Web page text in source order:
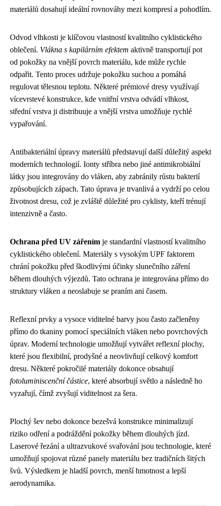
materiálů dosahují ideální rovnováhy mezi kompresí a pohodlím.
Odvod vlhkosti je klíčovou vlastností kvalitního cyklistického
oblečení. Vlákna s kapilárním efektem aktivně transportují pot
od pokožky na vnější povrch materiálu, kde může rychle
odpařit. Tento proces udržuje pokožku suchou a pomáhá
regulovat tělesnou teplotu. Některé prémiové dresy využívají
vícevrstevé konstrukce, kde vnitřní vrstva odvádí vlhkost,
střední vrstva ji distribuuje a vnější vrstva umožňuje rychlé
vypařování.
Antibakteriální úpravy materiálů představují další důležitý aspekt
moderních technologií. Ionty stříbra nebo jiné antimikrobiální
látky jsou integrovány do vláken, aby zabránily růstu bakterií
způsobujících zápach. Tato úprava je trvanlivá a vydrží po celou
životnost dresu, což je zvláště důležité pro cyklisty, kteří trénují
intenzivně a často.
Ochrana před UV zářením je standardní vlastností kvalitního
cyklistického oblečení. Materiály s vysokým UPF faktorem
chrání pokožku před škodlivými účinky slunečního záření
během dlouhých výjezdů. Tato ochrana je integrována přímo do
struktury vláken a neoslabuje se praním ani časem.
Reflexní prvky a vysoce viditelné barvy jsou často začleněny
přímo do tkaniny pomocí speciálních vláken nebo povrchových
úprav. Moderní technologie umožňují vytvářet reflexní plochy,
které jsou flexibilní, prodyšné a neovlivňují celkový komfort
dresu. Některé pokročilé materiály dokonce obsahují
fotoluminiscenční částice, které absorbují světlo a následně ho
vyzařují, čímž zvyšují viditelnost za šera.
Plochý šev nebo dokonce bezešvá konstrukce minimalizují
riziko odření a podráždění pokožky během dlouhých jízd.
Laserové řezání a ultrazvukové svařování jsou technologie, které
umožňují spojovat různé panely materiálu bez tradičních šitých
švů. Výsledkem je hladší povrch, menší hmotnost a lepší
aerodynamika.